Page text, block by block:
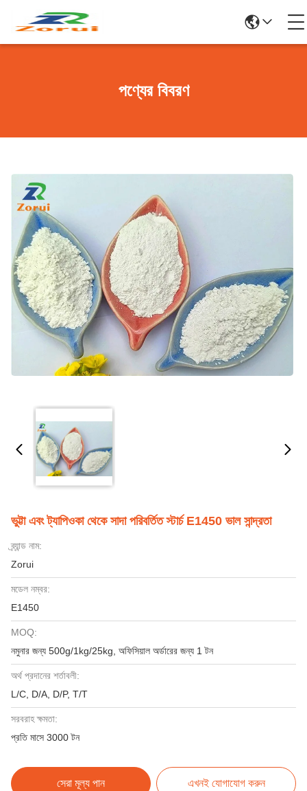
পণ্যের বিবরণ
ভুট্টা এবং ট্যাপিওকা থেকে সাদা পরিবর্তিত স্টার্চ E1450 ভাল সান্দ্রতা
ব্র্যান্ড নাম:
Zorui
মডেল নম্বর:
E1450
MOQ:
নমুনার জন্য 500g/1kg/25kg, অফিসিয়াল অর্ডারের জন্য 1 টন
অর্থ প্রদানের শর্তাবলী:
L/C, D/A, D/P, T/T
সরবরাহ ক্ষমতা:
প্রতি মাসে 3000 টন
সেরা মূল্য পান এখনই যোগাযোগ করুন